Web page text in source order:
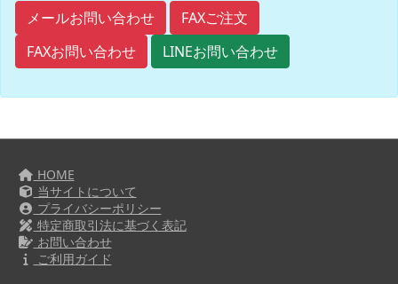
メールお問い合わせ
FAXご注文
FAXお問い合わせ
LINEお問い合わせ
HOME
当サイトについて
プライバシーポリシー
特定商取引法に基づく表記
お問い合わせ
ご利用ガイド